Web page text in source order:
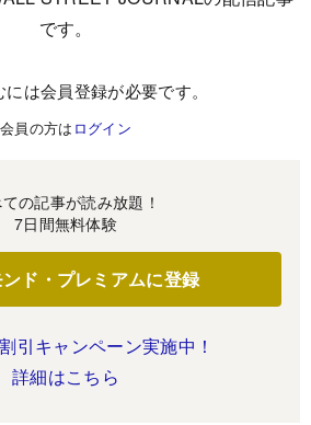
です。
は会員登録が必要です。
会員の方は ログイン
の記事が読み放題！
7日間無料体験
ド・プレミアムに登録
引キャンペーン実施中！
詳細はこちら